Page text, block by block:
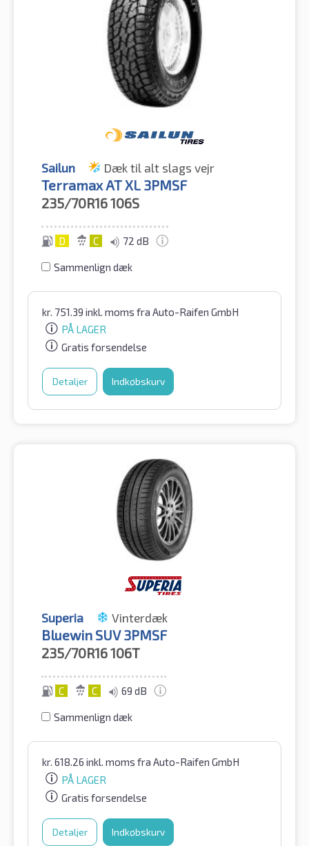
Sailun Dæk til alt slags vejr
Terramax AT XL 3PMSF
235/70R16106S
D C 72 dB
Sammenlign dæk
kr. 751.39 inkl. moms fra Auto-Raifen GmbH
PÅ LAGER
Gratis forsendelse
Detaljer Indkøbskurv
Superia Vinterdæk
Bluewin SUV 3PMSF
235/70R16106T
C C 69 dB
Sammenlign dæk
kr. 618.26 inkl. moms fra Auto-Raifen GmbH
PÅ LAGER
Gratis forsendelse
Detaljer Indkøbskurv